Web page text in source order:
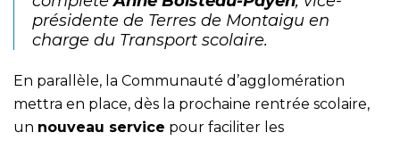
présidente de Terres de Montaigu en
charge du Transport scolaire.
En parallèle, la Communauté d’agglomération
mettra en place, dès la prochaine rentrée scolaire,
un nouveau service pour faciliter les